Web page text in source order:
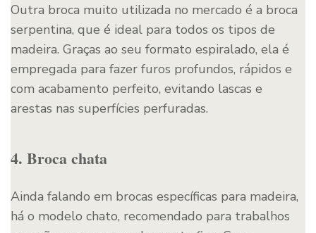
Outra broca muito utilizada no mercado é a broca
serpentina, que é ideal para todos os tipos de
madeira. Graças ao seu formato espiralado, ela é
empregada para fazer furos profundos, rápidos e
com acabamento perfeito, evitando lascas e
arestas nas superfícies perfuradas.
4. Broca chata
Ainda falando em brocas específicas para madeira,
há o modelo chato, recomendado para trabalhos